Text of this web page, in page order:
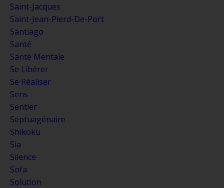
Saint-Jacques
Saint-Jean-Pierd-De-Port
Santiago
Santé
Santé Mentale
Se Libérer
Se Réaliser
Sens
Sentier
Septuagénaire
Shikoku
Sia
Silence
Sofa
Solution